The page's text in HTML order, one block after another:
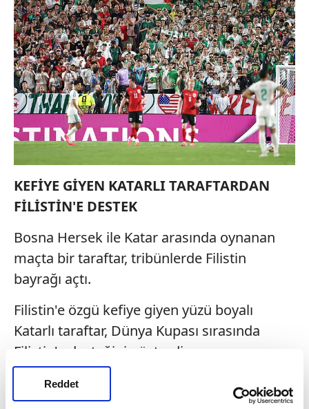
Reddet
KEFİYE GİYEN KATARLI TARAFTARDAN
FİLİSTİN'E DESTEK
Bosna Hersek ile Katar arasında oynanan
maçta bir taraftar, tribünlerde Filistin
bayrağı açtı.
Filistin'e özgü kefiye giyen yüzü boyalı
Katarlı taraftar, Dünya Kupası sırasında
Filistin'e desteğini gösterdi.
FRANSIZ TARAFTAR, STATTA FİLİSTİN
BAYRAĞI AÇTI